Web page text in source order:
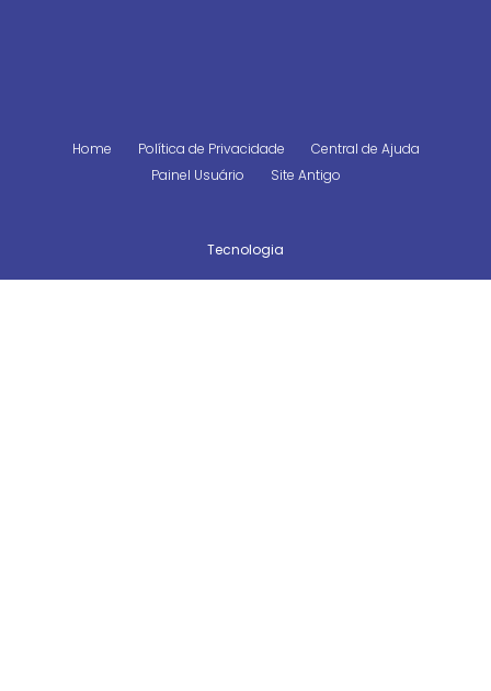
Home Política de Privacidade
Central de Ajuda
Painel Usuário
Site Antigo
Tecnologia